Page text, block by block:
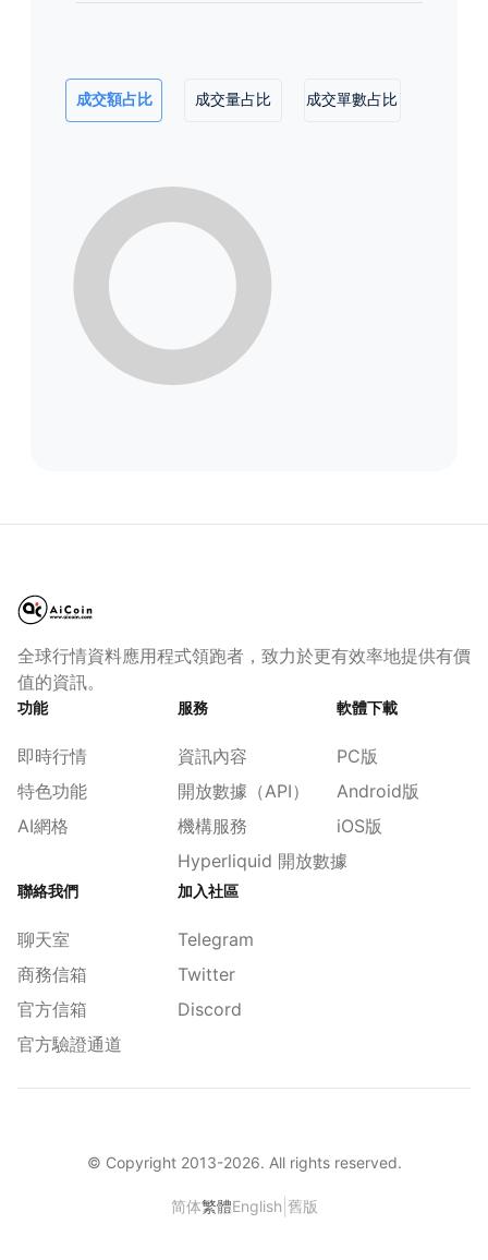
成交額占比 成交量占比 成交單數占比
全球行情資料應用程式領跑者，致力於更有效率地提供有價
值的資訊。
功能
即時行情
特色功能
AI網格
服務
資訊內容
開放數據（API）
機構服務
Hyperliquid 開放數據
軟體下載
PC版
Android版
iOS版
聯絡我們
聊天室
商務信箱
官方信箱
官方驗證通道
加入社區
Telegram
Twitter
Discord
© Copyright 2013-2026. All rights reserved.
简体繁體English 舊版